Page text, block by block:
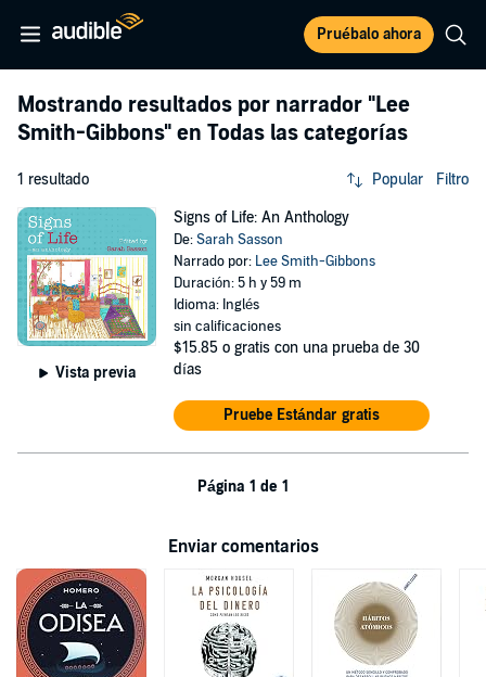
Pruébalo ahora
Mostrando resultados por narrador "Lee
Smith-Gibbons" en Todas las categorías
1 resultado Popular Filtro
Vista previa
Signs of Life: An Anthology
De:Sarah Sasson
Narrado por: Lee Smith-Gibbons
Duración: 5 h y 59 m
Idioma: Inglés
sin calificaciones
$15.85 o gratis con una prueba de 30
días
Pruebe Estándar gratis
Página 1 de 1
Enviar comentarios